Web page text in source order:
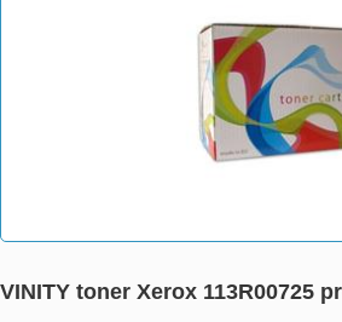
VINITY toner Xerox 113R00725